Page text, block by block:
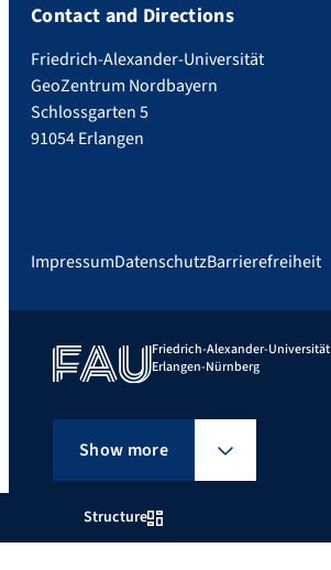
Structure
Contact and Directions
Friedrich-Alexander-Universität
GeoZentrum Nordbayern
Schlossgarten 5
91054 Erlangen
ImpressumDatenschutzBarrierefreiheit
Friedrich-Alexander-Universität
Erlangen-Nürnberg
Show more